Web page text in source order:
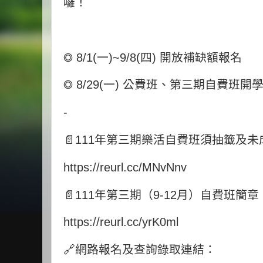
◎ 8/1(一)~9/8(四) 開放補缺額報名
◎ 8/29(一) 公費班、第三期自費班開學
-
📄 111年第三期樂活自費班須抽籤及未
https://reurl.cc/MNvNnv
📄 111年第三期（9-12月）自費班簡章
https://reurl.cc/yrK0ml
🔗網路報名及查詢錄取連結：